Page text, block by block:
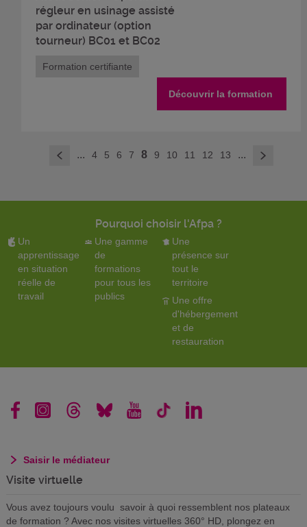
régleur en usinage assisté
par ordinateur (option
tourneur) BC01 et BC02
Formation certifiante
Découvrir la formation
< ... 4 5 6 7 8 9 10 11 12 13 ... >
Pourquoi choisir l'Afpa ?
Un
apprentissage
en situation
réelle de
travail
Une gamme
de
formations
pour tous les
publics
Une
présence sur
tout le
territoire
Une offre
d'hébergement
et de
restauration
Saisir le médiateur
Visite virtuelle
Vous avez toujours voulu savoir à quoi ressemblent nos plateaux
de formation ? Avec nos visites virtuelles 360° HD, plongez en